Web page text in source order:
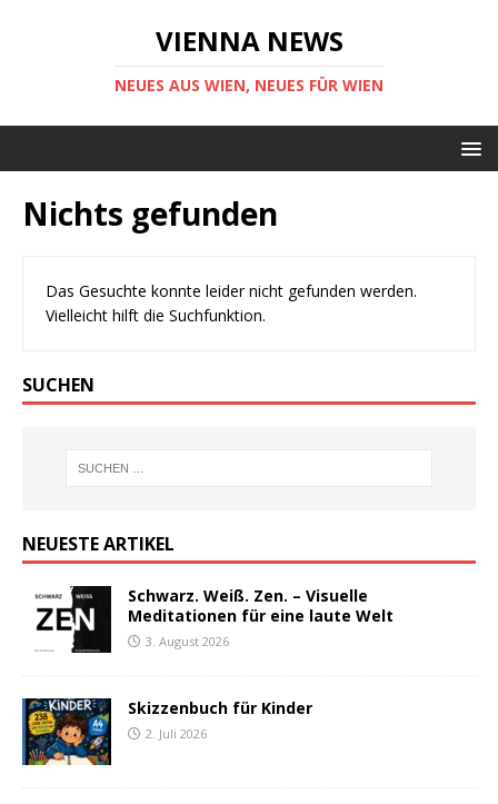
VIENNA NEWS
NEUES AUS WIEN, NEUES FÜR WIEN
Nichts gefunden
Das Gesuchte konnte leider nicht gefunden werden.
Vielleicht hilft die Suchfunktion.
SUCHEN
NEUESTE ARTIKEL
Schwarz. Weiß. Zen. – Visuelle
Meditationen für eine laute Welt
3. August 2026
Skizzenbuch für Kinder
2. Juli 2026